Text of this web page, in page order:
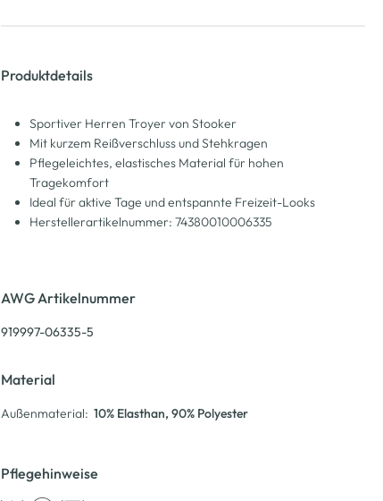
Produktdetails
Sportiver Herren Troyer von Stooker
Mit kurzem Reißverschluss und Stehkragen
Pflegeleichtes, elastisches Material für hohen
Tragekomfort
Ideal für aktive Tage und entspannte Freizeit-Looks
Herstellerartikelnummer: 74380010006335
AWG Artikelnummer
919997-06335-5
Material
Außenmaterial: 10% Elasthan, 90% Polyester
Pflegehinweise